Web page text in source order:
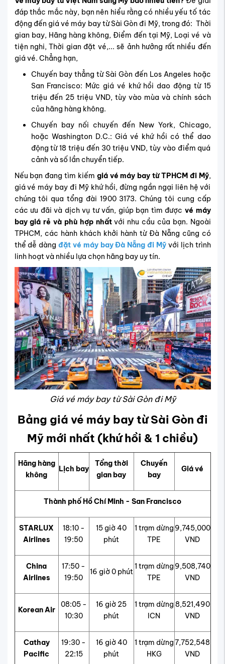
đáp thắc mắc này, bạn nên hiểu rằng có nhiều yếu tố tác
động đến giá vé máy bay từ Sài Gòn đi Mỹ, trong đó: Thời
gian bay, Hãng hàng không, Điểm đến tại Mỹ, Loại vé và
tiện nghi, Thời gian đặt vé,... sẽ ảnh hưởng rất nhiều đến
giá vé. Chẳng hạn,
Chuyến bay thẳng từ Sài Gòn đến Los Angeles hoặc
San Francisco: Mức giá vé khứ hồi dao động từ 15
triệu đến 25 triệu VND, tùy vào mùa và chính sách
của hãng hàng không.
Chuyến bay nối chuyến đến New York, Chicago,
hoặc Washington D.C.: Giá vé khứ hồi có thể dao
động từ 18 triệu đến 30 triệu VND, tùy vào điểm quá
cảnh và số lần chuyển tiếp.
Nếu bạn đang tìm kiếm giá vé máy bay từ TPHCM đi Mỹ,
giá vé máy bay đi Mỹ khứ hồi, đừng ngần ngại liên hệ với
chúng tôi qua tổng đài 1900 3173. Chúng tôi cung cấp
các ưu đãi và dịch vụ tư vấn, giúp bạn tìm được vé máy
bay giá rẻ và phù hợp nhấtvới nhu cầu của bạn. Ngoài
TPHCM, các hành khách khởi hành từ Đà Nẵng cũng có
thể dễ dàngđặt vé máy bay Đà Nẵng đi Mỹvới lịch trình
linh hoạt và nhiều lựa chọn hãng bay uy tín.
Giá vé máy bay từ Sài Gòn đi Mỹ
Bảng giá vé máy bay từ Sài Gòn đi
Mỹ mới nhất (khứ hồi & 1 chiều)
Hãng hàng
không
Lịch bay
Tổng thời
gian bay
Chuyến
bay
Giá vé
Thành phố Hồ Chí Minh - San Francisco
STARLUX
Airlines
18:10 -
19:50
15 giờ 40
phút
1 trạm dừng
TPE
9,745,000
VND
China
Airlines
17:50 -
19:50
16 giờ 0 phút
1 trạm dừng
TPE
9,508,740
VND
Korean Air
08:05 -
10:30
16 giờ 25
phút
1 trạm dừng
ICN
8,521,490
VND
Cathay
Pacific
19:30 -
22:15
16 giờ 40
phút
1 trạm dừng
HKG
7,752,548
VND